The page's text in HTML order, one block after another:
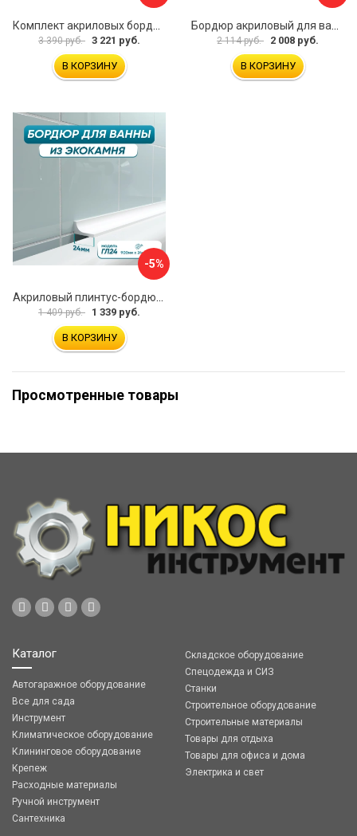
3 390 руб. 3 221 руб.
В КОРЗИНУ
2 114 руб. 2 008 руб.
В КОРЗИНУ
-5%
1 409 руб. 1 339 руб.
В КОРЗИНУ
Просмотренные товары
Каталог
Автогаражное оборудование
Все для сада
Инструмент
Климатическое оборудование
Клининговое оборудование
Крепеж
Расходные материалы
Ручной инструмент
Сантехника
Складское оборудование
Спецодежда и СИЗ
Станки
Строительное оборудование
Строительные материалы
Товары для отдыха
Товары для офиса и дома
Электрика и свет